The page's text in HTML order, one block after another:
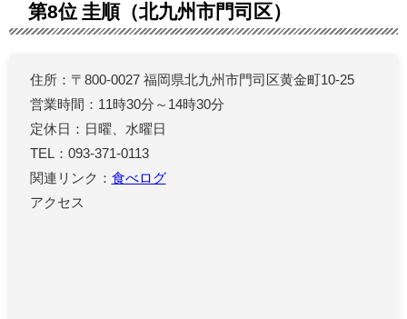
第8位 圭順（北九州市門司区）
住所：〒800-0027 福岡県北九州市門司区黄金町10-25
営業時間：11時30分～14時30分
定休日：日曜、水曜日
TEL：093-371-0113
関連リンク： 食べログ
アクセス